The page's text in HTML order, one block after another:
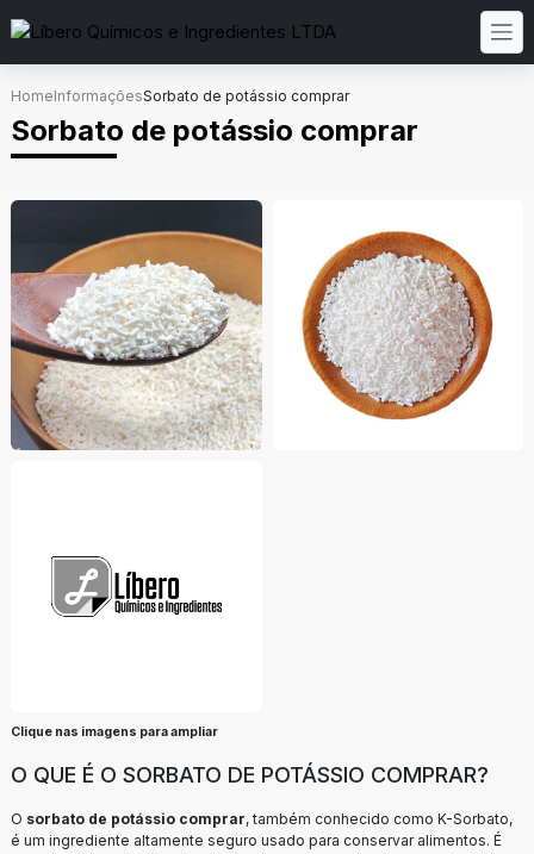
HomeInformaçõesSorbato de potássio comprar
Sorbato de potássio comprar
Clique nas imagens para ampliar
O QUE É O SORBATO DE POTÁSSIO COMPRAR?
O sorbato de potássio comprar, também conhecido como K-Sorbato,
é um ingrediente altamente seguro usado para conservar alimentos. É